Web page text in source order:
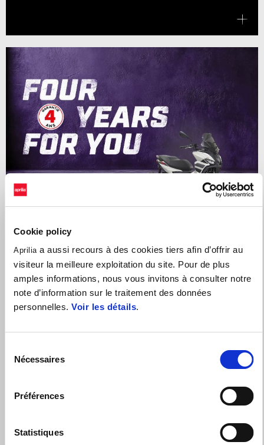
Cookie policy
Aprilia a aussi recours à des cookies tiers afin d’offrir au
visiteur la meilleure exploitation du site. Pour de plus
amples informations, nous vous invitons à consulter notre
note d’information sur le traitement des données
personnelles. Voir les détails.
Nécessaires
Préférences
Statistiques
4 ANS DE GARANTIE SUR LA GAMME DE SCOOTERS
APRILIA. PAS DE STRESS, DU PLAISIR À L'INFINI.
Accompagnement administratif sinistres